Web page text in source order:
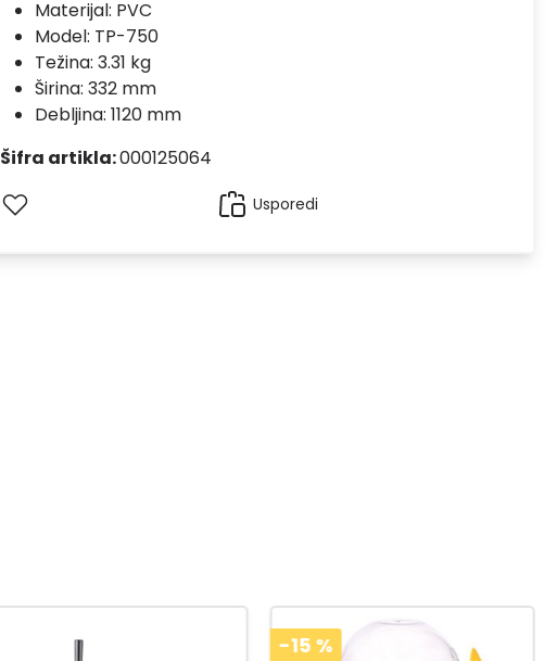
Materijal: PVC
Model: TP-750
Težina: 3.31 kg
Širina: 332 mm
Debljina: 1120 mm
Šifra artikla:000125064
Usporedi
-15 %